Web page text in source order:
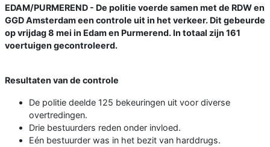
EDAM/PURMEREND - De politie voerde samen met de RDW en
GGD Amsterdam een controle uit in het verkeer. Dit gebeurde
op vrijdag 8 mei in Edam en Purmerend. In totaal zijn 161
voertuigen gecontroleerd.
Resultaten van de controle
De politie deelde 125 bekeuringen uit voor diverse
overtredingen.
Drie bestuurders reden onder invloed.
Eén bestuurder was in het bezit van harddrugs.